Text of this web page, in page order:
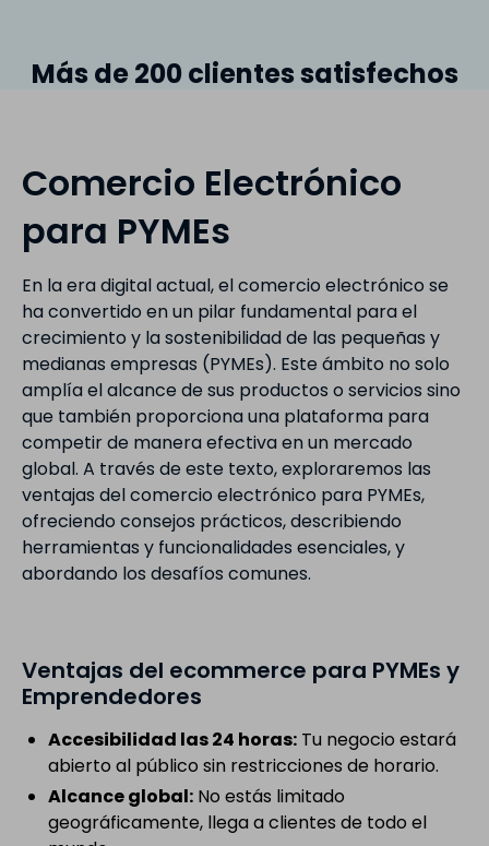
Más de 200 clientes satisfechos
Comercio Electrónico
para PYMEs
En la era digital actual, el comercio electrónico se
ha convertido en un pilar fundamental para el
crecimiento y la sostenibilidad de las pequeñas y
medianas empresas (PYMEs). Este ámbito no solo
amplía el alcance de sus productos o servicios sino
que también proporciona una plataforma para
competir de manera efectiva en un mercado
global. A través de este texto, exploraremos las
ventajas del comercio electrónico para PYMEs,
ofreciendo consejos prácticos, describiendo
herramientas y funcionalidades esenciales, y
abordando los desafíos comunes.
Ventajas del ecommerce para PYMEs y
Emprendedores
Accesibilidad las 24 horas: Tu negocio estará
abierto al público sin restricciones de horario.
Alcance global: No estás limitado
geográficamente, llega a clientes de todo el